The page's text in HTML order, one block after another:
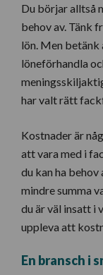
Du börjar alltså
behov av. Tänk
lön. Men
löneförhandla
har valt rätt
Kostnader är
att vara med i
du kan ha
mindre summa
du är väl insatt i
uppleva att
En bransch i